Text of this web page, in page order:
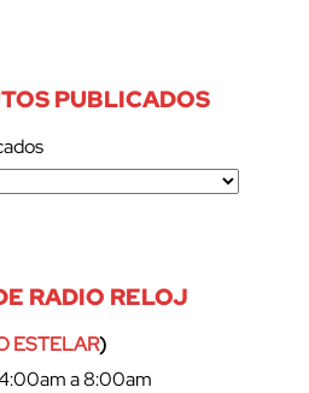
PUBLICADOS
RADIO RELOJ
ESTELAR)
a 8:00am